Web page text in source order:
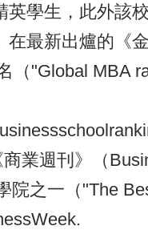
英學生，此外該
在最新出爐的《
（"Global MBA
業週刊》（
院之一（"The